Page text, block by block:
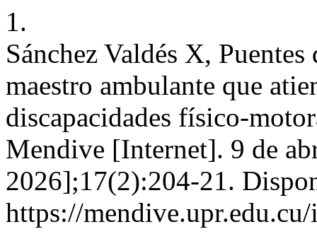
1.
Sánchez Valdés X,
maestro ambulante que
discapacidades físico-
Mendive [Internet]. 9 de
2026];17(2):204-21.
https://